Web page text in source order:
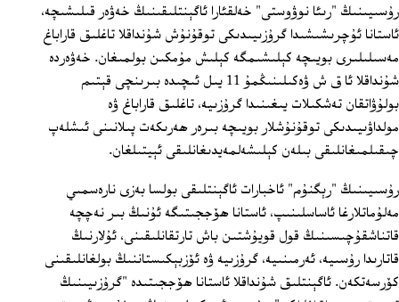
رۇسىيىنىڭ "رىئا نوۋوستى" خەلقئارا ئاگېنتلىقىنىڭ خەۋەر قىلىشىچە،
ئاستانا ئۇچرىشىشىدا گرۇزىيىدىكى توقۇنۇش شۇنداقلا تاغلىق قاراباغ
مەسىلىلىرى بويىچە كېلىشىمگە كېلىش مۇمكىن بولمىغان. خەۋەردە
شۇنداقلا ئا ق ش ۋەكىلىنىڭمۇ 11 يىل ئىچىدە بىرىنچى قېتىم
بولۇۋاتقان تەشكىلات يىغىنىدا گرۇزىيە، تاغلىق قاراباغ ۋە
مولداۋىيىدىكى توقۇنۇشلار بويىچە بىرەر ھەرىكەت پىلانىنى ئىشلەپ
چىقىلمىغانلىقى بىلەن كېلىشەلمەيدىغانلىقى ئېيتىلغان.
رۇسىيىنىڭ "رېگنۇم" ئاخبارات ئاگېنتلىقى بولسا بەزى نارەسمىي
مەلۇماتلارغا ئاساسلىنىپ، ئاستانا ھۆججىتىگە ئۇنىڭ بىر نەچچە
قاتناشقۇچىسىنىڭ قول قويۇشتىن باش تارتقانلىقىنى، ئۇلارنىڭ
قاتارىدا رۇسىيە، ئەرمىنىيە، گرۇزىيە ۋە ئۆزبېكىستاننىڭ بولغانلىقىنى
كۆرسەتكەن. ئاگېنتلىق شۇنداقلا ئاستانا ھۆججىتىدە "گرۇزىيىنىڭ